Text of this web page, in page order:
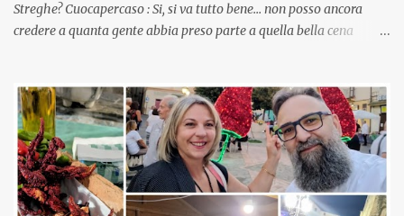
Streghe? Cuocapercaso : Si, si va tutto bene… non posso ancora
credere a quanta gente abbia preso parte a quella bella cena
pranzo, racconta un po'! Perchè io avrò ospiti e cerco degli spunti...
Cuocapercaso : A dire il vero domenica prossima non preparo
nulla perché vado al Pranzo Aziendale di fine anno organizzato dai
mie capi! CoCo : Pranzo aziendale? Una bella idea! Cuocapercaso :
si, è un modo per riunirsi tutti a fine anno e tirare le somme…
naturalmente mangiando tutti insieme, con grande convivialità!